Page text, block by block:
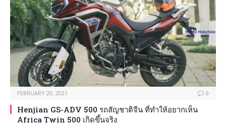
FEBRUARY 20, 2021 0
Henjian GS-ADV 500 รถสัญชาติจีน ที่ทำให้อยากเห็น
Africa Twin 500 เกิดขึ้นจริง